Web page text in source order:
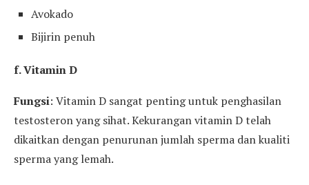
Avokado
Bijirin penuh
f. Vitamin D
Fungsi: Vitamin D sangat penting untuk penghasilan
testosteron yang sihat. Kekurangan vitamin D telah
dikaitkan dengan penurunan jumlah sperma dan kualiti
sperma yang lemah.